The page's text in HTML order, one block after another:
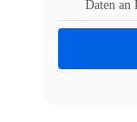
Daten an